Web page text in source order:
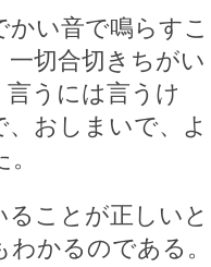
い音で鳴らすこ
切合切きちがい
うには言うけ
おしまいで、よ
ことが正しいと
かるのである。